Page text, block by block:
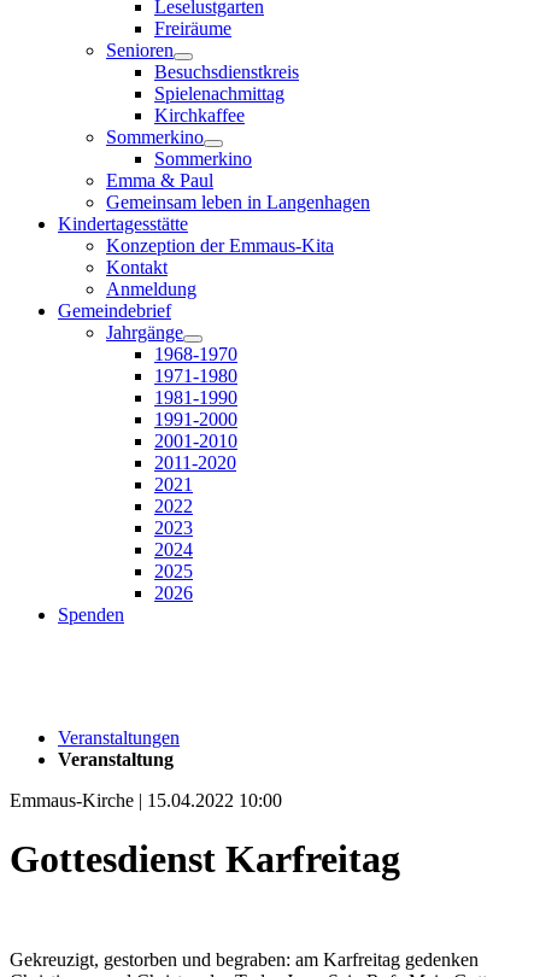
Leselustgarten
Freiräume
Senioren
Besuchsdienstkreis
Spielenachmittag
Kirchkaffee
Sommerkino
Sommerkino
Emma & Paul
Gemeinsam leben in Langenhagen
Kindertagesstätte
Konzeption der Emmaus-Kita
Kontakt
Anmeldung
Gemeindebrief
Jahrgänge
1968-1970
1971-1980
1981-1990
1991-2000
2001-2010
2011-2020
2021
2022
2023
2024
2025
2026
Spenden
Veranstaltungen
Veranstaltung
Emmaus-Kirche | 15.04.2022 10:00
Gottesdienst Karfreitag
Gekreuzigt, gestorben und begraben: am Karfreitag gedenken